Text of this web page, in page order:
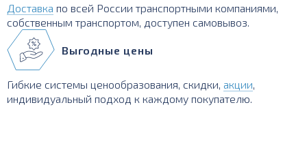
Доставка по всей России транспортными компаниями,
собственным транспортом, доступен самовывоз.
Выгодные цены
Гибкие системы ценообразования, скидки, акции,
индивидуальный подход к каждому покупателю.